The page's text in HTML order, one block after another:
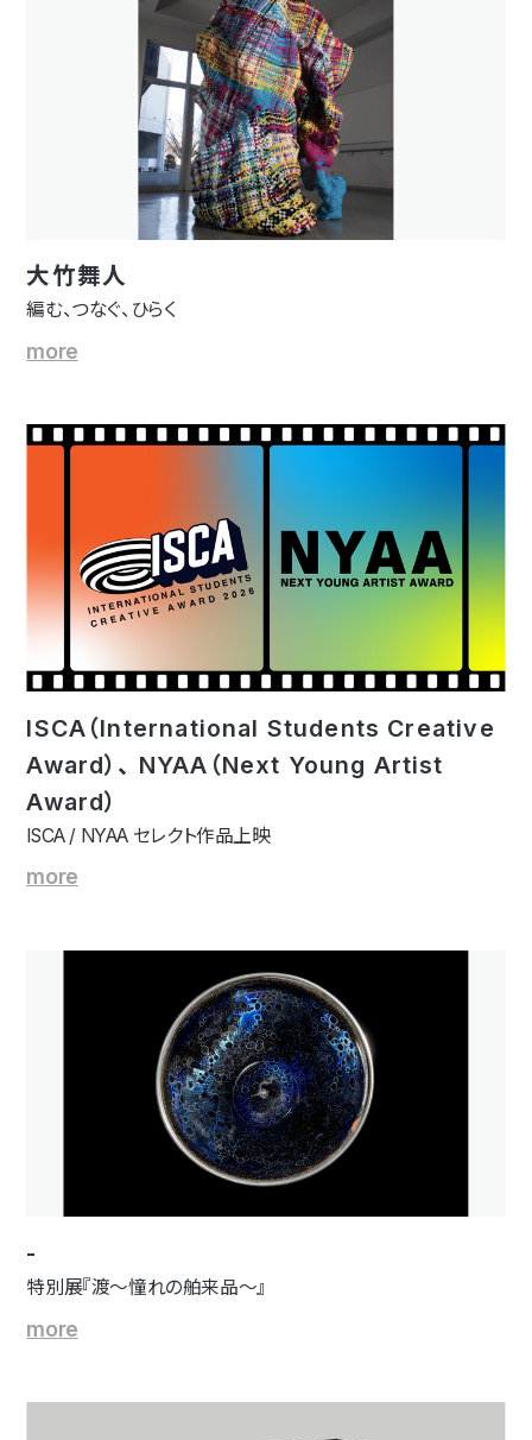
大竹舞人
編む、つなぐ、ひらく
more
ISCA（International Students Creative
Award）、 NYAA（Next Young Artist
Award）
ISCA / NYAA セレクト作品上映
more
-
特別展『渡～憧れの舶来品～』
more